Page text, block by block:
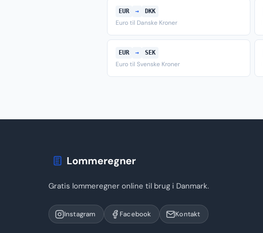
EUR → DKK
Euro til Danske Kroner
EUR → SEK
Euro til Svenske Kroner
Lommeregner
Gratis lommeregner online til brug i Danmark.
Instagram Facebook Kontakt